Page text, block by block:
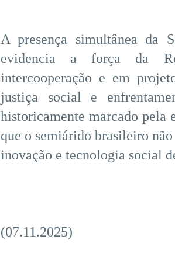
A presença simultânea da
evidencia a força da
intercooperação e em
justiça social e
historicamente marcado pela
que o semiárido brasileiro
inovação e tecnologia social
(07.11.2025)